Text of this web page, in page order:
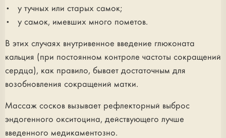
• у тучных или старых самок;
• у самок, имевших много пометов.
В этих случаях внутривенное введение глюконата
кальция (при постоянном контроле частоты сокращений
сердца), как правило, бывает достаточным для
возобновления сокращений матки.
Массаж сосков вызывает рефлекторный выброс
эндогенного окситоцина, действующего лучше
введенного медикаментозно.